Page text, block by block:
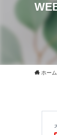
ホーム